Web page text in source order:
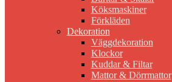
Köksmaskiner
Förkläden
Dekoration
Väggdekoration
Klockor
Kuddar & Filtar
Mattor & Dörrmattor